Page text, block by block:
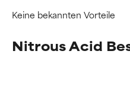
Keine bekannten Vorteile
Nitrous Acid